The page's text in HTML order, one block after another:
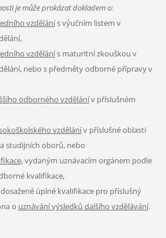
je může prokázat dokladem o:
vzdělánís výučním listem v
vzdělánís maturitní zkouškou v
nebo s předměty odborné přípravy v
odborného vzdělánív příslušném
vzdělánív příslušné oblasti
studijních oborů, nebo
, vydaným uznávacím orgánem podle
kvalifikace,
úplné kvalifikace pro příslušný
o uznávání výsledků dalšího vzdělávání.